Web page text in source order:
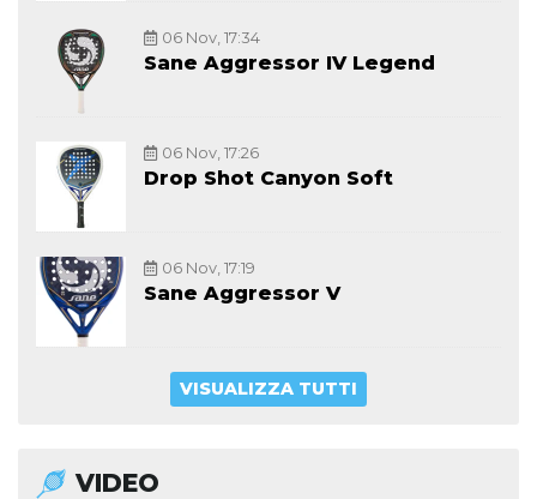
06 Nov, 17:34
Sane Aggressor IV Legend
06 Nov, 17:26
Drop Shot Canyon Soft
06 Nov, 17:19
Sane Aggressor V
VISUALIZZA TUTTI
VIDEO